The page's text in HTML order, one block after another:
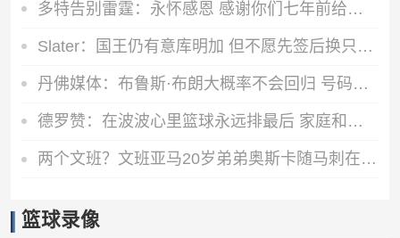
多特告别雷霆：永怀感恩 感谢你们七年前给默默无闻的我一次机会
Slater：国王仍有意库明加 但不愿先签后换只能提供底薪 谈判停滞
丹佛媒体：布鲁斯·布朗大概率不会回归 号码被穿&球队总薪资过高
德罗赞：在波波心里篮球永远排最后 家庭和其他一切都在篮球之前
两个文班？文班亚马20岁弟弟奥斯卡随马刺在巴黎参加训练
篮球录像